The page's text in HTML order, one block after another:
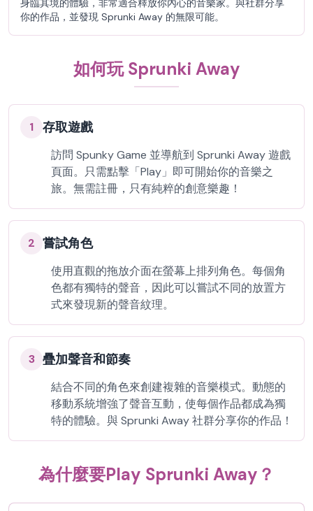
身臨其境的體驗，非常適合釋放你內心的音樂家。與社群分享
你的作品，並發現 Sprunki Away 的無限可能。
如何玩 Sprunki Away
1 存取遊戲
訪問 Spunky Game 並導航到 Sprunki Away 遊戲
頁面。只需點擊「Play」即可開始你的音樂之
旅。無需註冊，只有純粹的創意樂趣！
2 嘗試角色
使用直觀的拖放介面在螢幕上排列角色。每個角
色都有獨特的聲音，因此可以嘗試不同的放置方
式來發現新的聲音紋理。
3 疊加聲音和節奏
結合不同的角色來創建複雜的音樂模式。動態的
移動系統增強了聲音互動，使每個作品都成為獨
特的體驗。與 Sprunki Away 社群分享你的作品！
為什麼要Play Sprunki Away？